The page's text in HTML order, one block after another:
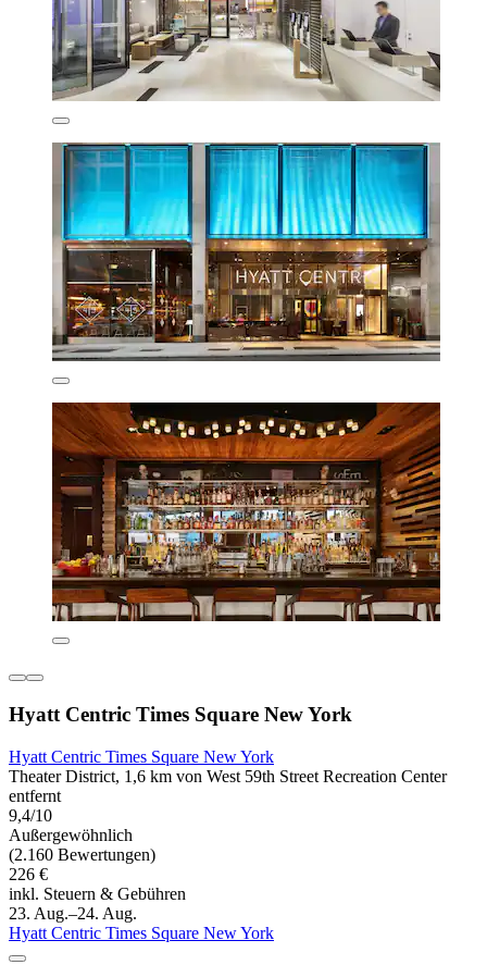
Hyatt Centric Times Square New York
Hyatt Centric Times Square New York
Theater District, 1,6 km von West 59th Street Recreation Center
entfernt
9,4/10
Außergewöhnlich
(2.160 Bewertungen)
226 €
inkl. Steuern & Gebühren
23. Aug.–24. Aug.
Hyatt Centric Times Square New York